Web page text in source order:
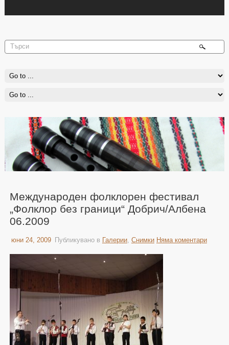
Международен фолклорен фестивал
„Фолклор без граници“ Добрич/Албена
06.2009
юни 24, 2009 Публикувано в Галерии, Снимки Няма коментари